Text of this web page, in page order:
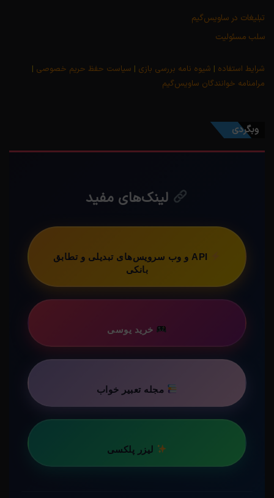
تبلیغات در ساویس‌گیم
سلب مسئولیت
شرایط استفاده | شیوه نامه بررسی بازی | سیاست حفظ حریم خصوصی |
مرامنامه خوانندگان ساویس‌گیم
وبگردی
لینک‌های مفید
API و وب سرویس‌های تبدیلی و تطابق
بانکی
خرید یوسی
مجله تعبیر خواب
لیزر پلکسی